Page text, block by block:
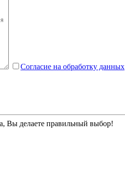
Согласие на обработку данных
Вы делаете правильный выбор!